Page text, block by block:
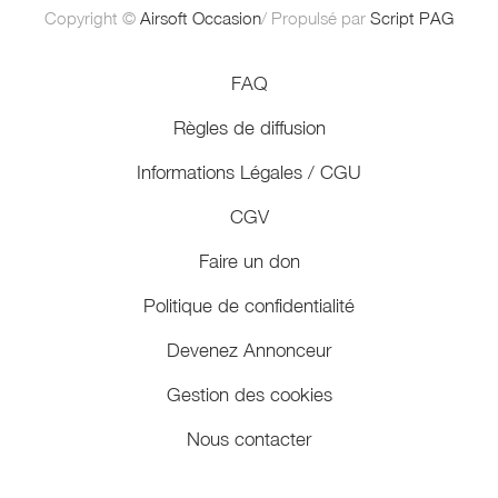
Copyright © Airsoft Occasion/ Propulsé par Script PAG
FAQ
Règles de diffusion
Informations Légales / CGU
CGV
Faire un don
Politique de confidentialité
Devenez Annonceur
Gestion des cookies
Nous contacter